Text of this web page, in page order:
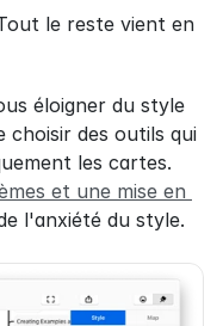
le reste vient en
éloigner du style
choisir des outils qui
les cartes.
et une mise en
l'anxiété du style.